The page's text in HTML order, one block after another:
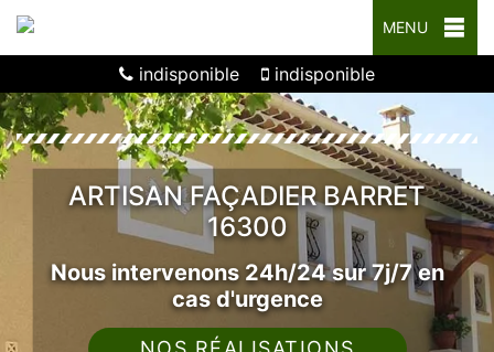
MENU
indisponible indisponible
ARTISAN FAÇADIER BARRET
16300
Nous intervenons 24h/24 sur 7j/7 en
cas d'urgence